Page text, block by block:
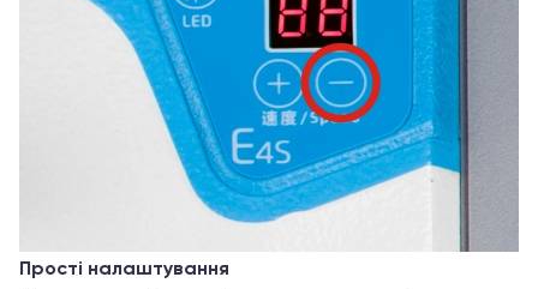
Прості налаштування